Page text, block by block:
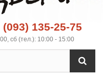
(093) 135-25-75
сб (тел.): 10:00 - 15:00